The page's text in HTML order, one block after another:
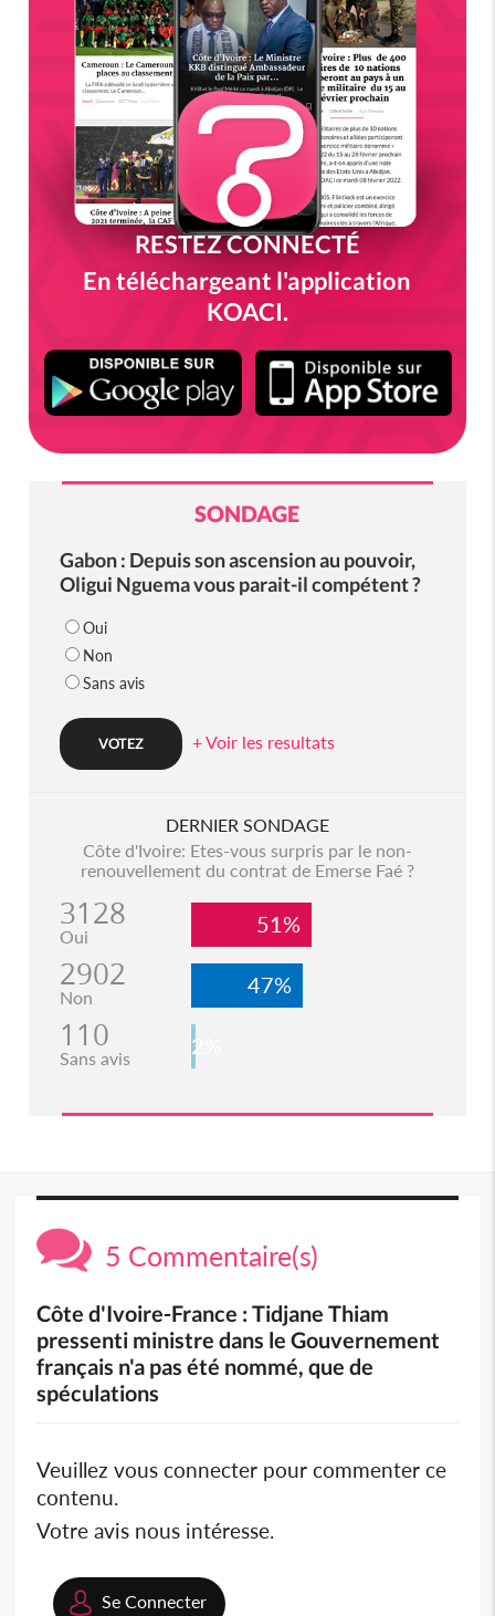
RESTEZ CONNECTÉ
En téléchargeant l'application
KOACI.
SONDAGE
Gabon : Depuis son ascension au pouvoir,
Oligui Nguema vous parait-il compétent ?
Oui
Non
Sans avis
+ Voir les resultats
DERNIER SONDAGE
Côte d'Ivoire: Etes-vous surpris par le non-
renouvellement du contrat de Emerse Faé ?
3128
Oui 51%
2902
Non 47%
110
Sans avis 2%
5 Commentaire(s)
Côte d'Ivoire-France : Tidjane Thiam
pressenti ministre dans le Gouvernement
français n'a pas été nommé, que de
spéculations
Veuillez vous connecter pour commenter ce
contenu.
Votre avis nous intéresse.
Se Connecter